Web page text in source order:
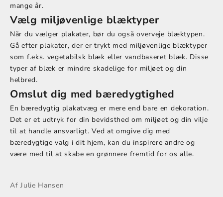
mange år.
Vælg miljøvenlige blæktyper
Når du vælger plakater, bør du også overveje blæktypen.
Gå efter plakater, der er trykt med miljøvenlige blæktyper
som f.eks. vegetabilsk blæk eller vandbaseret blæk. Disse
typer af blæk er mindre skadelige for miljøet og din
helbred.
Omslut dig med bæredygtighed
En bæredygtig plakatvæg er mere end bare en dekoration.
Det er et udtryk for din bevidsthed om miljøet og din vilje
til at handle ansvarligt. Ved at omgive dig med
bæredygtige valg i dit hjem, kan du inspirere andre og
være med til at skabe en grønnere fremtid for os alle.
Af Julie Hansen